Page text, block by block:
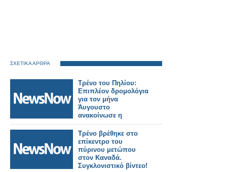
ΣΧΕΤΙΚΑ ΑΡΘΡΑ
Τρένο του Πηλίου:
Επιπλέον δρομολόγια
για τον μήνα
Άυγουστο
ανακοίνωσε η
Hellenic Train.
Τρένο βρέθηκε στο
επίκεντρο του
πύρινου μετώπου
στον Καναδά.
Συγκλονιστικό βίντεο!